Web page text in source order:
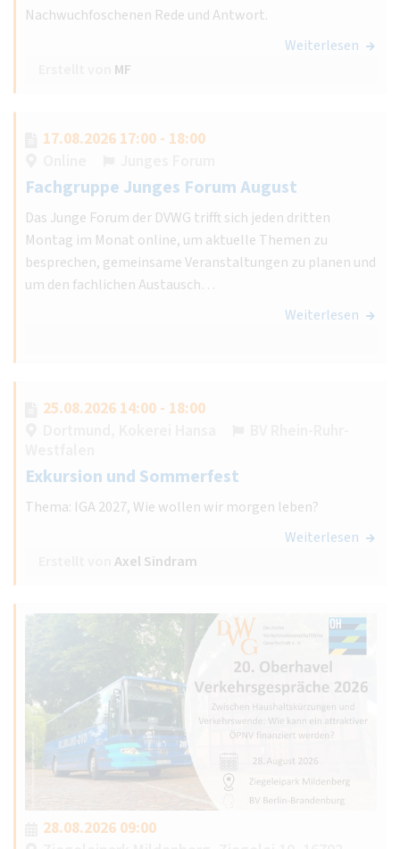
Nachwuchfoschenen Rede und Antwort.
Weiterlesen
MF
17.08.2026 17:00 - 18:00
Fachgruppe Junges Forum August
Das Junge Forum der DVWG trifft sich jeden dritten
Montag im Monat online, um aktuelle Themen zu
besprechen, gemeinsame Veranstaltungen zu planen und
um den fachlichen Austausch…
Weiterlesen
25.08.2026 14:00 - 18:00
Exkursion und Sommerfest
Thema: IGA 2027, Wie wollen wir morgen leben?
Weiterlesen
Axel Sindram
28.08.2026 09:00